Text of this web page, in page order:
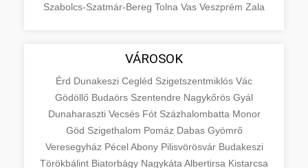
Szabolcs-Szatmár-Bereg Tolna Vas Veszprém Zala
VÁROSOK
Érd Dunakeszi Cegléd Szigetszentmiklós Vác
Gödöllő Budaörs Szentendre Nagykőrös Gyál
Dunaharaszti Vecsés Fót Százhalombatta Monor
Göd Szigethalom Pomáz Dabas Gyömrő
Veresegyház PécelAbony Pilisvörösvár Budakeszi
Törökbálint Biatorbágy Nagykáta Albertirsa Kistarcsa